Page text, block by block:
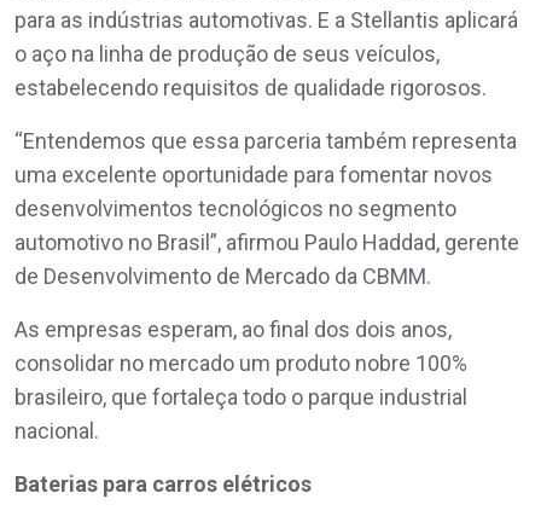
para as indústrias automotivas. E a Stellantis aplicará
o aço na linha de produção de seus veículos,
estabelecendo requisitos de qualidade rigorosos.
“Entendemos que essa parceria também representa
uma excelente oportunidade para fomentar novos
desenvolvimentos tecnológicos no segmento
automotivo no Brasil”, afirmou Paulo Haddad, gerente
de Desenvolvimento de Mercado da CBMM.
As empresas esperam, ao final dos dois anos,
consolidar no mercado um produto nobre 100%
brasileiro, que fortaleça todo o parque industrial
nacional.
Baterias para carros elétricos